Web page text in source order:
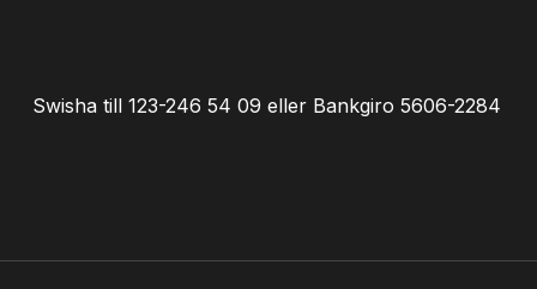
Swisha till 123-246 54 09 eller Bankgiro 5606-2284